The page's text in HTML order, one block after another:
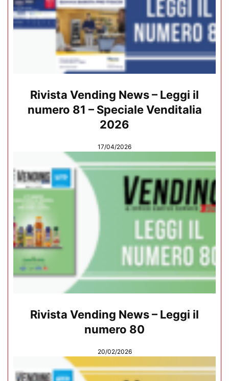
Rivista Vending News – Leggi il
numero 81 – Speciale Venditalia
2026
17/04/2026
Rivista Vending News – Leggi il
numero 80
20/02/2026